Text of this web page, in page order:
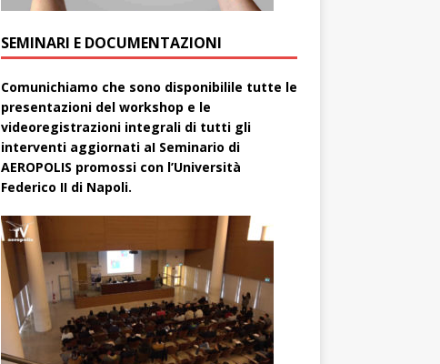
SEMINARI E DOCUMENTAZIONI
Comunichiamo che sono disponibilile tutte le
presentazioni del workshop e le
videoregistrazioni integrali di tutti gli
interventi aggiornati aI Seminario di
AEROPOLIS promossi con l’Università
Federico II di Napoli.